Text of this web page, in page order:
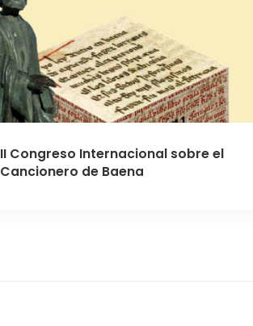
II Congreso Internacional sobre el
Cancionero de Baena